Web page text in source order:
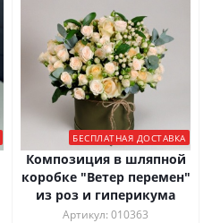
БЕСПЛАТНАЯ ДОСТАВКА
Композиция в шляпной
коробке "Ветер перемен"
из роз и гиперикума
Артикул: 010363